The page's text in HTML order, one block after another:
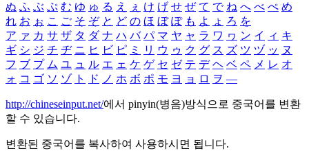
ぬ ふ ぶ ぷ む ゆ ゅ る え ぇ け げ せ ぜ て で ね へ べ ぺ め
れ お ぉ こ ご そ ぞ と ど の ほ ぼ ぽ も よ ょ ろ を
ア ァ カ サ ザ タ ダ ナ ハ バ パ マ ヤ ャ ラ ワ ヮ ン イ ィ キ
ギ シ ジ チ ヂ ニ ヒ ビ ピ ミ リ ウ ゥ ク グ ス ズ ツ ヅ ッ ヌ
フ ブ プ ム ユ ュ ル エ ェ ケ ゲ セ ゼ テ デ ヘ ベ ペ メ レ オ
ォ コ ゴ ソ ゾ ト ド ノ ホ ボ ポ モ ヨ ョ ロ ヲ ―
http://chineseinput.net/에서 pinyin(병음)방식으로 중국어를 변환
할 수 있습니다.
변환된 중국어를 복사하여 사용하시면 됩니다.